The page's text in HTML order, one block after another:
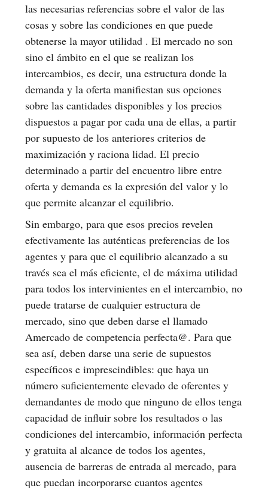
las necesarias referencias sobre el valor de las
cosas y sobre las condiciones en que puede
obtenerse la mayor utilidad . El mercado no son
sino el ámbito en el que se realizan los
intercambios, es decir, una estructura donde la
demanda y la oferta manifiestan sus opciones
sobre las cantidades disponibles y los precios
dispuestos a pagar por cada una de ellas, a partir
por supuesto de los anteriores criterios de
maximización y raciona lidad. El precio
determinado a partir del encuentro libre entre
oferta y demanda es la expresión del valor y lo
que permite alcanzar el equilibrio.
Sin embargo, para que esos precios revelen
efectivamente las auténticas preferencias de los
agentes y para que el equilibrio alcanzado a su
través sea el más eficiente, el de máxima utilidad
para todos los intervinientes en el intercambio, no
puede tratarse de cualquier estructura de
mercado, sino que deben darse el llamado
Amercado de competencia perfecta@. Para que
sea así, deben darse una serie de supuestos
específicos e imprescindibles: que haya un
número suficientemente elevado de oferentes y
demandantes de modo que ninguno de ellos tenga
capacidad de influir sobre los resultados o las
condiciones del intercambio, información perfecta
y gratuita al alcance de todos los agentes,
ausencia de barreras de entrada al mercado, para
que puedan incorporarse cuantos agentes